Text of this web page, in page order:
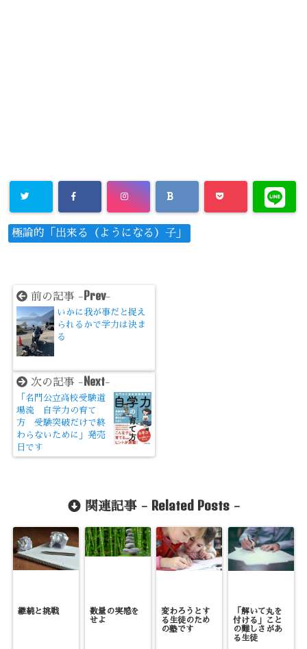
極論的「出来る（ようになる）子」
前の記事 -Prev-
いかに我が事だと捉え
られるかで学力は決ま
る
次の記事 -Next-
「名門公立高校受験道
場流 自学力の育て
方 受験突破だけで終
わらないために」発売
日です
関連記事 - Related Posts-
継続と挑戦
数量の実感を
せよ
変わろうとす
る生徒のため
の塾です
「解いて丸を
付ける」こと
の難しさがあ
る生徒